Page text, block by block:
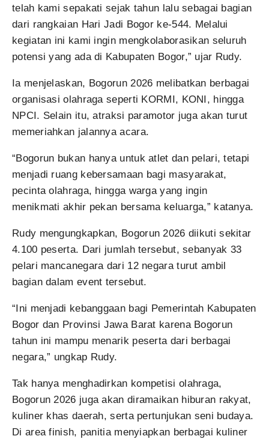
telah kami sepakati sejak tahun lalu sebagai bagian
dari rangkaian Hari Jadi Bogor ke-544. Melalui
kegiatan ini kami ingin mengkolaborasikan seluruh
potensi yang ada di Kabupaten Bogor,” ujar Rudy.
Ia menjelaskan, Bogorun 2026 melibatkan berbagai
organisasi olahraga seperti KORMI, KONI, hingga
NPCI. Selain itu, atraksi paramotor juga akan turut
memeriahkan jalannya acara.
“Bogorun bukan hanya untuk atlet dan pelari, tetapi
menjadi ruang kebersamaan bagi masyarakat,
pecinta olahraga, hingga warga yang ingin
menikmati akhir pekan bersama keluarga,” katanya.
Rudy mengungkapkan, Bogorun 2026 diikuti sekitar
4.100 peserta. Dari jumlah tersebut, sebanyak 33
pelari mancanegara dari 12 negara turut ambil
bagian dalam event tersebut.
“Ini menjadi kebanggaan bagi Pemerintah Kabupaten
Bogor dan Provinsi Jawa Barat karena Bogorun
tahun ini mampu menarik peserta dari berbagai
negara,” ungkap Rudy.
Tak hanya menghadirkan kompetisi olahraga,
Bogorun 2026 juga akan diramaikan hiburan rakyat,
kuliner khas daerah, serta pertunjukan seni budaya.
Di area finish, panitia menyiapkan berbagai kuliner